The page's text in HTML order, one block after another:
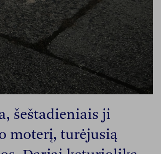
šeštadieniais ji
moterį, turėjusią